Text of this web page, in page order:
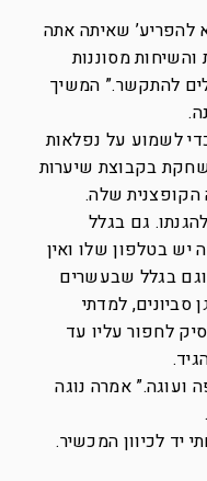
להפריע’ שאיתה אתה
מסוננות
להתקשר.” המשיך
לשמוע על נפלאות
בקבוצת שיערות
שלה.
גם בגלל
יש בטלפון שלו ואין
בגלל שבעשרים
סביונים, למדתי
לחפור עליו עד
ועוגה.” אמרה נוגה
יד לכיוון המכשיר.